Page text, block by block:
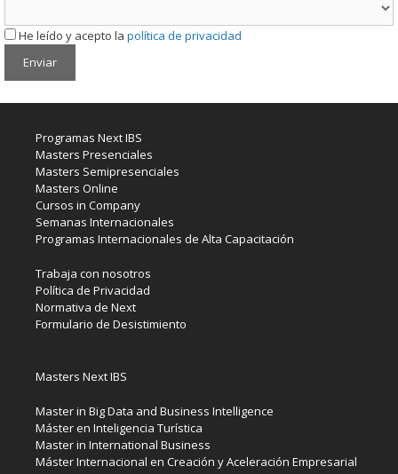
He leído y acepto la política de privacidad
Programas Next IBS
Masters Presenciales
Masters Semipresenciales
Masters Online
Cursos in Company
Semanas Internacionales
Programas Internacionales de Alta Capacitación
Trabaja con nosotros
Política de Privacidad
Normativa de Next
Formulario de Desistimiento
Masters Next IBS
Master in Big Data and Business Intelligence
Máster en Inteligencia Turística
Master in International Business
Máster Internacional en Creación y Aceleración Empresarial